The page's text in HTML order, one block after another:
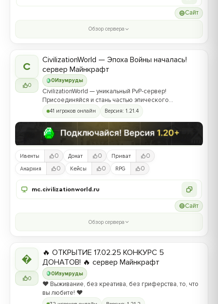
Сайт
Обзор сервера
C
0
0 Изумруды
CivilizationWorld — Эпоха Войны началась!
сервер Майнкрафт
CivilizationWorld — уникальный PvP-сервер!
Присоединяйся и стань частью эпического
противостояния между Альвами и Йотунами!
41 игроков онлайн Версия: 1.21.4
Ивенты 0 Донат 0 Приват 0
Анархия 0 Кейсы 0 RPG 0
mc.civilizationworld.ru
Сайт
Обзор сервера

0
0Изумруды
🔥 ОТКРЫТИЕ 17.02.25 КОНКУРС 5
ДОНАТОВ! 🔥 сервер Майнкрафт
❤️ Выживание, без креатива, без гриферства, то, что
вы любите! ❤️